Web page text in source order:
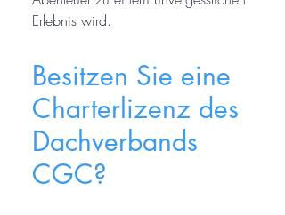
Erlebnis wird.
Besitzen Sie eine
Charterlizenz des
Dachverbands
CGC?